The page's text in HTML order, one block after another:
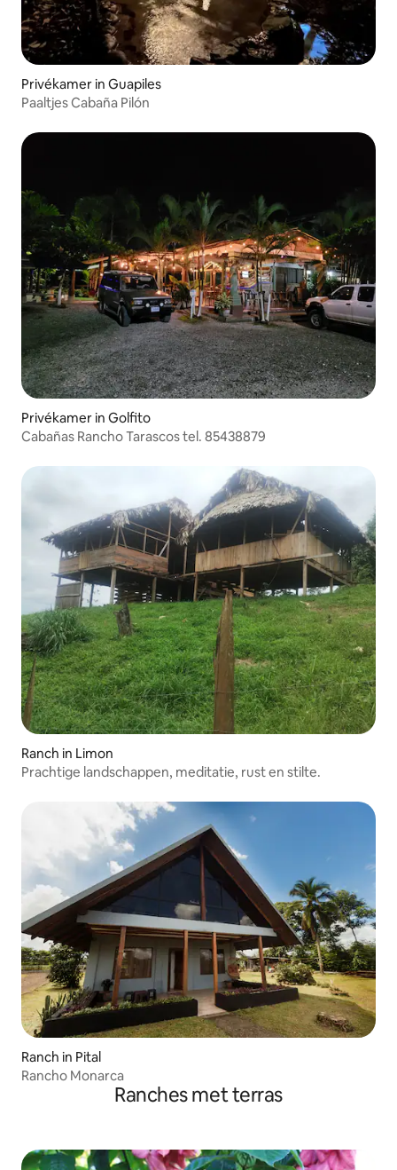
Privékamer in Guapiles
Paaltjes Cabaña Pilón
Privékamer in Golfito
Cabañas Rancho Tarascos tel. 85438879
Ranch in Limon
Prachtige landschappen, meditatie, rust en stilte.
Ranch in Pital
Rancho Monarca
Ranches met terras